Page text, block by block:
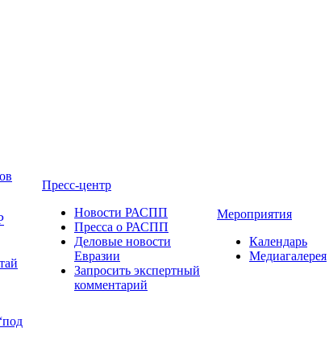
Пресс-центр
Новости РАСПП
Пресса о РАСПП
Деловые новости
Евразии
Запросить экспертный
комментарий
Мероприятия
Календарь
Медиагалерея